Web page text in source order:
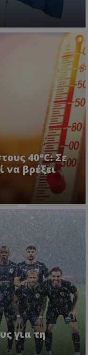
40°C: Σε
να βρέξει
για τη